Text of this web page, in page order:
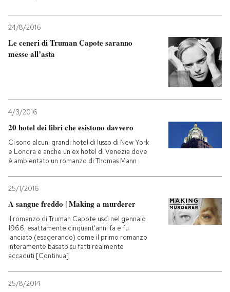
24/8/2016
Le ceneri di Truman Capote saranno
messe all’asta
4/3/2016
20 hotel dei libri che esistono davvero
Ci sono alcuni grandi hotel di lusso di New York
e Londra e anche un ex hotel di Venezia dove
è ambientato un romanzo di Thomas Mann
25/1/2016
A sangue freddo | Making a murderer
Il romanzo di Truman Capote uscì nel gennaio
1966, esattamente cinquant'anni fa e fu
lanciato (esagerando) come il primo romanzo
interamente basato su fatti realmente
accaduti [Continua]
25/8/2014